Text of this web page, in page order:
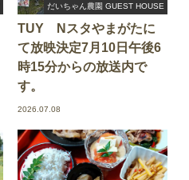
だいちゃん農園 GUEST HOUSE
TUY Nスタやまがたに
て放映決定7月10日午後6
時15分からの放送内で
す。
2026.07.08